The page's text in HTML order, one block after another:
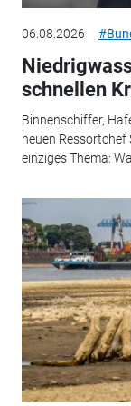
06.08.2026
schnellen
Binnenschiffer,
neuen Ressortchef
einziges Thema: